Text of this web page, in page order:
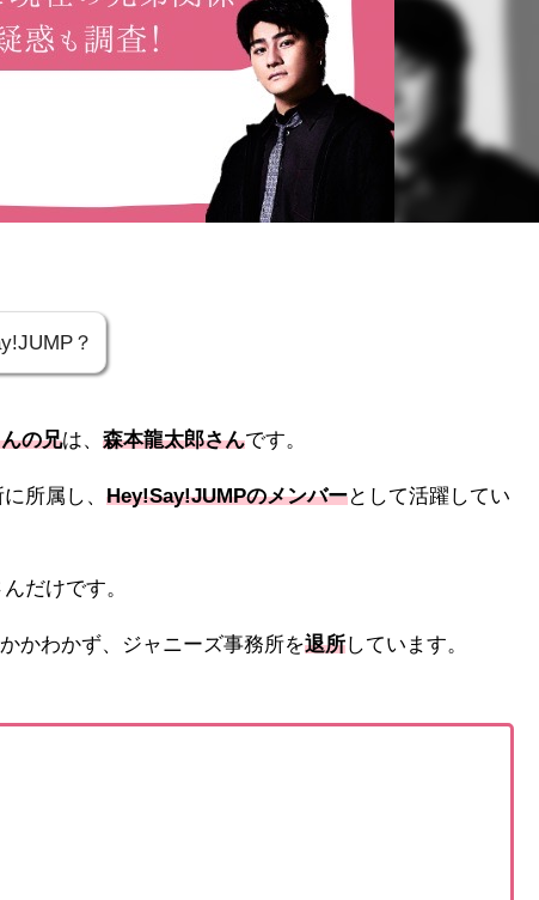
？
の兄は、森本龍太郎さんです。
に所属し、Hey!Say!JUMPのメンバーとして活躍してい
だけです。
かわかず、ジャニーズ事務所を退所しています。